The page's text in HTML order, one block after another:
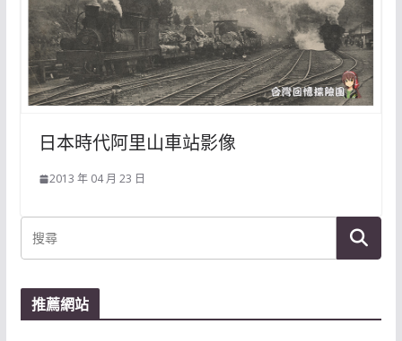
日本時代阿里山車站影像
2013 年 04 月 23 日
推薦網站